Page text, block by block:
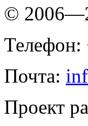
©
Телефон:
Почта:
Проект